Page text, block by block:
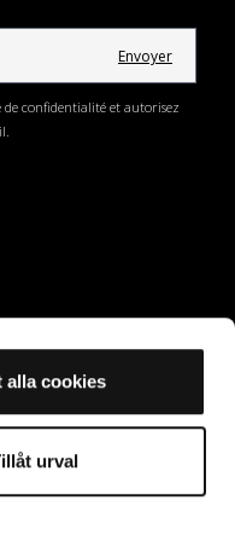
alla cookies
urval
Envoyer
confidentialité et autorisez